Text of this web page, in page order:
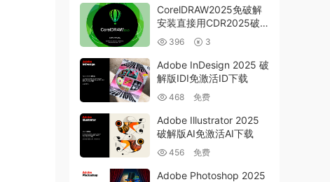
CorelDRAW2025免破解
安装直接用CDR2025破
解版下载
396 3
Adobe InDesign 2025 破
解版IDI免激活ID下载
468 免费
Adobe Illustrator 2025
破解版AI免激活AI下载
456 免费
Adobe Photoshop 2025